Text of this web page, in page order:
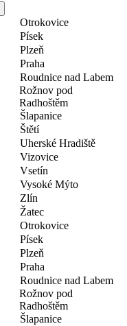
Otrokovice
Písek
Plzeň
Praha
Roudnice nad Labem
Rožnov pod
Radhoštěm
Šlapanice
Štětí
Uherské Hradiště
Vizovice
Vsetín
Vysoké Mýto
Zlín
Žatec
Otrokovice
Písek
Plzeň
Praha
Roudnice nad Labem
Rožnov pod
Radhoštěm
Šlapanice